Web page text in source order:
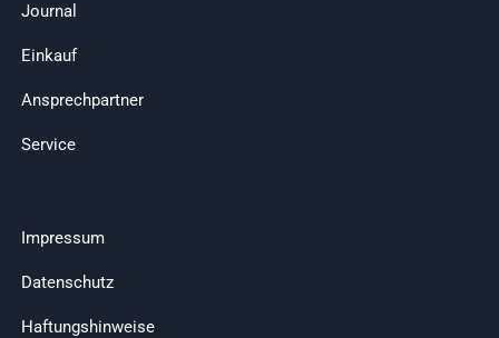
Journal
Einkauf
Ansprechpartner
Service
Impressum
Datenschutz
Haftungshinweise